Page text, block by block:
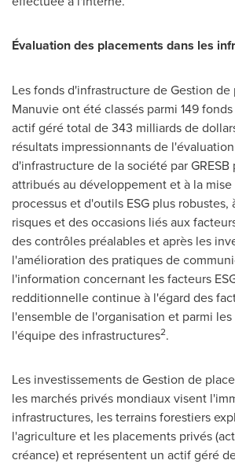
Évaluation des placements dans les
Les fonds d'infrastructure deGestion de
Manuvie ont été classés parmi 149
actif géré total de 343 milliards de
résultats impressionnants de
d'infrastructure de la société par
attribués au développement et à la
processus et d'outils ESG plus
risques et des occasions liés aux
des contrôles préalables et après les
l'amélioration des pratiques de
l'information concernant les facteurs
redditionnelle continue à l'égard des
l'ensemble de l'organisation et parmi
l'équipe des infrastructures2.
Les investissements deGestion de
les marchés privés mondiaux visent
infrastructures, les terrains forestiers
l'agriculture et les placements privés
créance) et représentent un actif géré